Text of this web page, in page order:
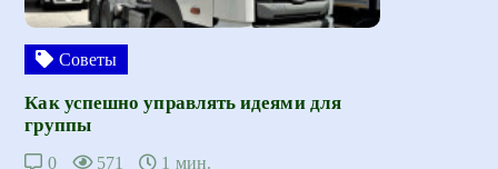
Советы
Как успешно управлять идеями для
группы
0 571 1 мин.